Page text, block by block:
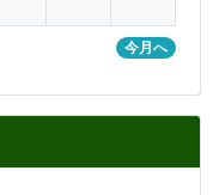
今月へ